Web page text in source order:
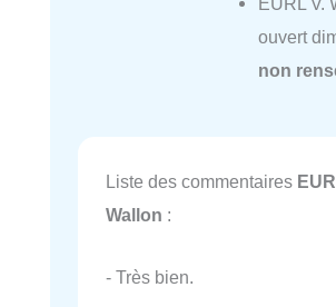
ouvert
non
Liste des commentaires
Wallon :
- Très bien.